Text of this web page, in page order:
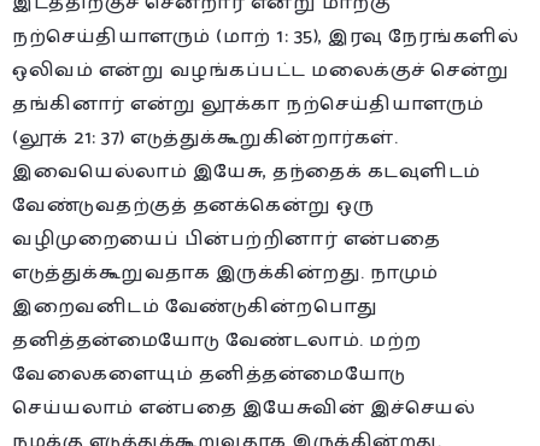
நற்செய்தியாளரும் (மாற் 1: 35), இரவு நேரங்களில்
ஒலிவம் என்று வழங்கப்பட்ட மலைக்குச் சென்று
தங்கினார் என்று லூக்கா நற்செய்தியாளரும்
(லூக் 21: 37) எடுத்துக்கூறுகின்றார்கள்.
இவையெல்லாம் இயேசு, தந்தைக் கடவுளிடம்
வேண்டுவதற்குத் தனக்கென்று ஒரு
வழிமுறையைப் பின்பற்றினார் என்பதை
எடுத்துக்கூறுவதாக இருக்கின்றது. நாமும்
இறைவனிடம் வேண்டுகின்றபொது
தனித்தன்மையோடு வேண்டலாம். மற்ற
வேலைகளையும் தனித்தன்மையோடு
செய்யலாம் என்பதை இயேசுவின் இச்செயல்